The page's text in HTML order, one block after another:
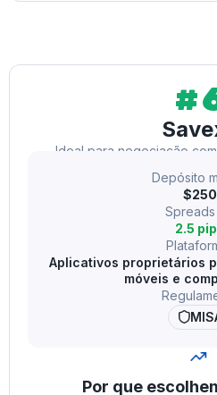
Ideal para negociação
Depósito
$250
2.5
Aplicativos proprietários
móveis e
Por que